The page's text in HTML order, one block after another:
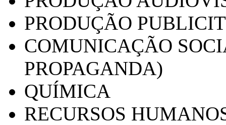
PRODUÇÃO
COMUNICAÇÃO
PROPAGANDA)
QUÍMICA
RECURSOS